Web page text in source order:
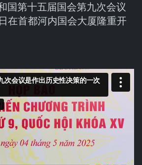
国第十五届国会第九次会议
在首都河内国会大厦隆重开